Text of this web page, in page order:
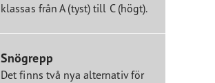
klassas från A (tyst) till C (högt).
Snögrepp
Det finns två nya alternativ för